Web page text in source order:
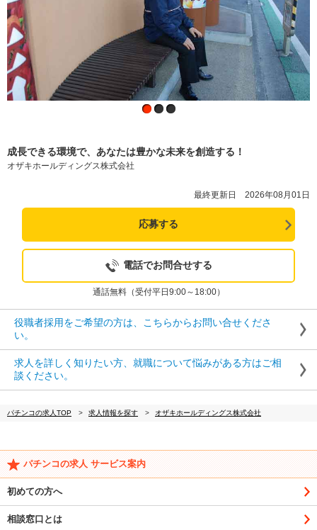
成長できる環境で、あなたは豊かな未来を創造する！
オザキホールディングス株式会社
最終更新日 2026年08月01日
応募する
電話でお問合せする
通話無料（受付平日9:00～18:00）
役職者採用をご希望の方は、こちらからお問い合せくださ
い。
求人を詳しく知りたい方、就職について悩みがある方はご相
談ください。
パチンコの求人TOP 求人情報を探す オザキホールディングス株式会社
パチンコの求人 サービス案内
初めての方へ
相談窓口とは